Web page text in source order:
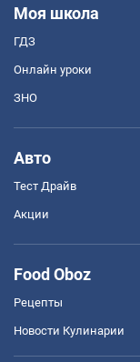
Моя школа
ГДЗ
Онлайн уроки
ЗНО
Авто
Тест Драйв
Акции
Food Oboz
Рецепты
Новости Кулинарии